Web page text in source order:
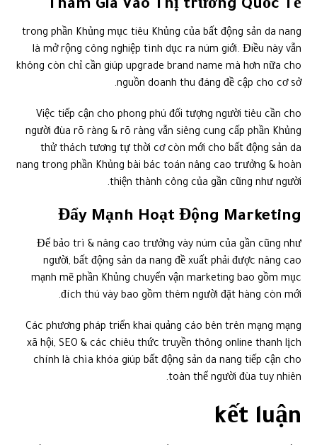
Tham Gia Vào Thị trường Quốc Tế
trong phần Khủng mục tiêu Khủng của bất động sản da nang
là mở rộng công nghiệp tình dục ra núm giới. Điều này vẫn
không còn chỉ cần giúp upgrade brand name mà hơn nữa cho
nguồn doanh thu đáng đề cập cho cơ sở.
Việc tiếp cận cho phong phú đối tượng người tiêu cần cho
người đùa rõ ràng & rõ ràng vẫn siêng cung cấp phần Khủng
thử thách tương tự thời cơ còn mới cho bất động sản da
nang trong phần Khủng bài bác toán nâng cao trưởng & hoàn
thiện thành công của gần cũng như người.
Đẩy Mạnh Hoạt Động Marketing
Để bảo trì & nâng cao trưởng vày núm của gần cũng như
người, bất động sản da nang đề xuất phải được nâng cao
mạnh mẽ phần Khủng chuyển vận marketing bao gồm mục
đích thú vày bao gồm thêm người đặt hàng còn mới.
Các phương pháp triển khai quảng cáo bên trên mạng mạng
xã hội, SEO & các chiêu thức truyền thông online thanh lịch
chính là chìa khóa giúp bất động sản da nang tiếp cận cho
toàn thể người đùa tuy nhiên.
kết luận